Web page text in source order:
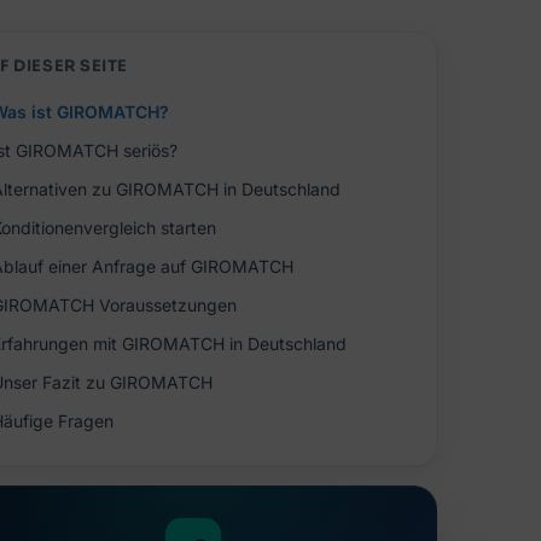
DIESER SEITE
ist GIROMATCH?
GIROMATCH seriös?
zu GIROMATCH in Deutschland
starten
einer Anfrage auf GIROMATCH
Voraussetzungen
mit GIROMATCH in Deutschland
Fazit zu GIROMATCH
Fragen